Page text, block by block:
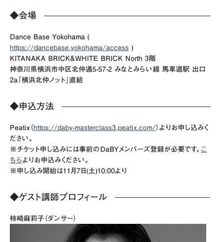
◆会場
Dance Base Yokohama (
https://dancebase.yokohama/access )
KITANAKA BRICK&WHITE BRICK North 3階
神奈川県横浜市中区北仲通5-57-2 みなとみらい線 馬車道駅 出口
2a「横浜北仲ノット」直結
◆申込方法
Peatix（ https://daby-masterclass3.peatix.com/）よりお申し込みく
ださい。
※チケット申し込みには事前のDaBYメンバーズ登録が必要です。 こ
ちらよりお申込みください。
※申し込み開始は11月7日(土)10:00より
◆ゲスト講師プロフィール
柿崎麻莉子（ダンサー）